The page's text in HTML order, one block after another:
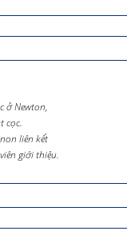
ở Newton,
cọc.
liên kết
giới thiệu.